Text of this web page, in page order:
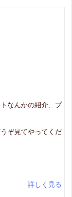
なんかの紹介、プ
ぞ見てやってくだ
詳しく見る